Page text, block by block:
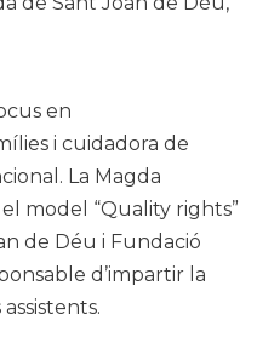
en
i cuidadora de
La Magda
model “Quality rights”
de Déu i Fundació
d’impartir la